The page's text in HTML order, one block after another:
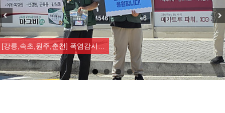
[강릉,속초,원주,춘천] 폭염감시…